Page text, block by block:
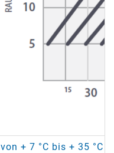
von + 7 °C bis + 35 °C